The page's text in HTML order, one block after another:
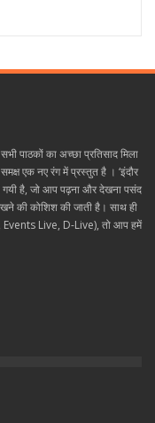
पाठकों का अच्छा प्रतिसाद मिला
एक नए रंग में प्रस्तुत है । ‘इंदौर
गयी है, जो आप पढ़ना और देखना पसंद
की कोशिश की जाती है। साथ ही
Events Live, D-Live), तो आप हमें